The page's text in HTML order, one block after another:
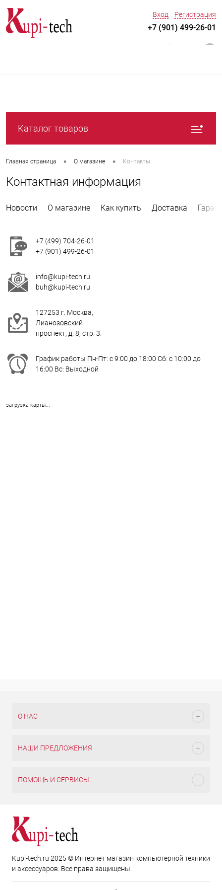
Вход Регистрация
+7 (901) 499-26-01
Каталог товаров
Главная страница • О магазине • Контакты
Контактная информация
Новости О магазине Как купить Доставка
+7 (499) 704-26-01
+7 (901) 499-26-01
info@kupi-tech.ru
buh@kupi-tech.ru
127253 г. Москва,
Лианозовский
проспект, д. 8, стр. 3.
График работы Пн-Пт: с 9:00 до 18:00 Сб: с 10:00 до
16:00 Вс: Выходной
загрузка карты...
О НАС
НАШИ ПРЕДЛОЖЕНИЯ
ПОМОЩЬ И СЕРВИСЫ
Kupi-tech.ru 2025 © Интернет магазин компьютерной техники
и аксессуаров. Все права защищены.